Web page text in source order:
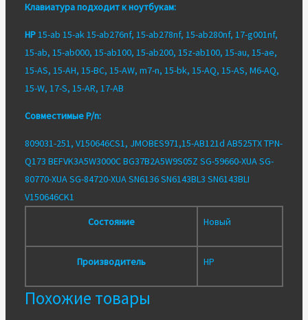
гарантия
Клавиатура подходит к ноутбукам:
HP15-ab 15-ak 15-ab276nf, 15-ab278nf, 15-ab280nf, 17-g001nf,
15-ab, 15-ab000, 15-ab100, 15-ab200, 15z-ab100, 15-au, 15-ae,
15-AS, 15-AH, 15-BC, 15-AW, m7-n, 15-bk, 15-AQ, 15-AS, M6-AQ,
15-W, 17-S, 15-AR, 17-AB
Совместимые P/n:
809031-251, V150646CS1, JMOBES971,15-AB121d AB525TX TPN-
Q173 BEFVK3A5W3000C BG37B2A5W9S05Z SG-59660-XUA SG-
80770-XUA SG-84720-XUA SN6136 SN6143BL3 SN6143BLI
V150646CK1
Состояние
Новый
Производитель HP
Похожие товары